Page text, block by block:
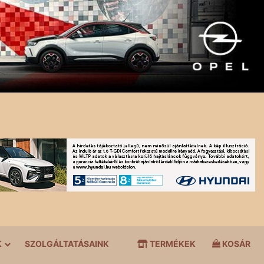
SZOLGÁLTATÁSAINK TERMÉKEK KOSÁR